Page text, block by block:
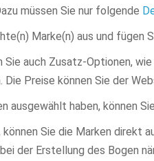
müssen Sie nur folgende
Marke(n) aus und fügen
auch Zusatz-Optionen, wie
Preise können Sie der
ausgewählt haben, können
können Sie die Marken
der Erstellung des Bogen